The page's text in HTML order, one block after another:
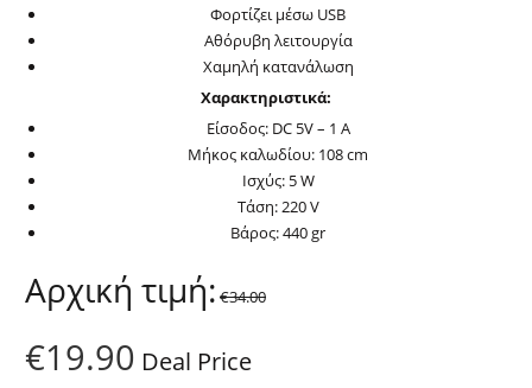
Φορτίζει μέσω USB
Αθόρυβη λειτουργία
Χαμηλή κατανάλωση
Χαρακτηριστικά:
Είσοδος: DC 5V – 1 A
Μήκος καλωδίου: 108 cm
Ισχύς: 5 W
Τάση: 220 V
Βάρος: 440 gr
Αρχική τιμή: €34.00
€19.90 Deal Price